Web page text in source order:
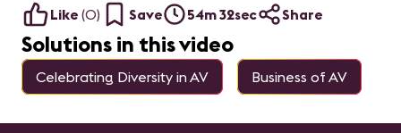
Like (0) Save 54m 32sec Share
Solutions in this video
Celebrating Diversity in AV Business of AV